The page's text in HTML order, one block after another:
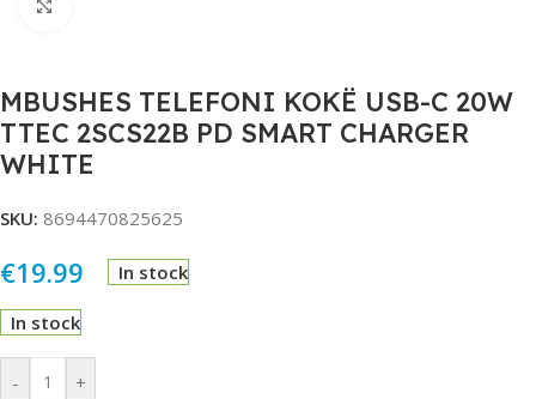
MBUSHES TELEFONI KOKË USB-C 20W
TTEC 2SCS22B PD SMART CHARGER
WHITE
SKU: 8694470825625
€19.99 In stock
In stock
- +
Alternative: